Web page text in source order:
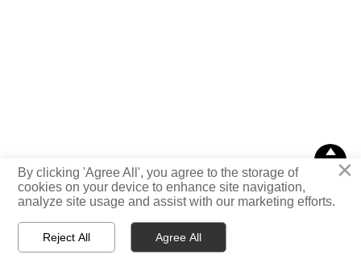
 

×
By clicking 'Agree All', you agree to the storage of
cookies on your device to enhance site navigation,
analyze site usage and assist with our marketing efforts.
Reject All Agree All